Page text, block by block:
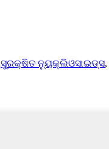
ସୁରକ୍ଷିତ ନ୍ୟୁକ୍ଲିଓସାଇଡ୍ସ,